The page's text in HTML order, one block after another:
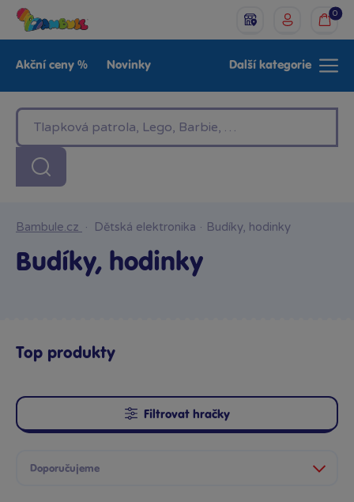
0
Akční ceny % Novinky
LEGO®
Baby Značky
Další kategorie
Bambule.cz · Dětská elektronika · Budíky, hodinky
Budíky, hodinky
Top produkty
Filtrovat hračky